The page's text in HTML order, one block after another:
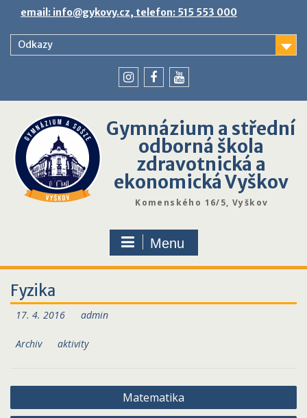
content
email: info@gykovy.cz, telefon: 515 553 000
Odkazy
Gymnázium a střední
odborná škola
zdravotnická a
ekonomická Vyškov
Komenského 16/5, Vyškov
Menu
Fyzika
17. 4. 2016 admin
Archiv aktivity
Navigace
pro
Matematika